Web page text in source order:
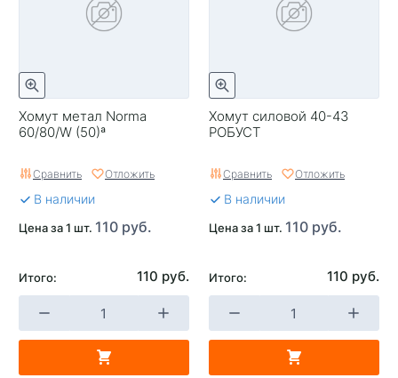
Хомут метал Norma
60/80/W (50)ª
Сравнить Отложить
В наличии
Цена за 1 шт. 110 руб.
Итого: 110 руб.
Хомут силовой 40-43
РОБУСТ
Сравнить Отложить
В наличии
Цена за 1 шт. 110 руб.
Итого: 110 руб.